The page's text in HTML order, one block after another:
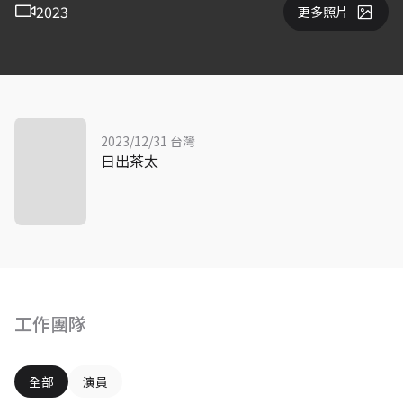
2023 更多照片
工作團隊
全部 演員
2023/12/31 台灣
日出茶太